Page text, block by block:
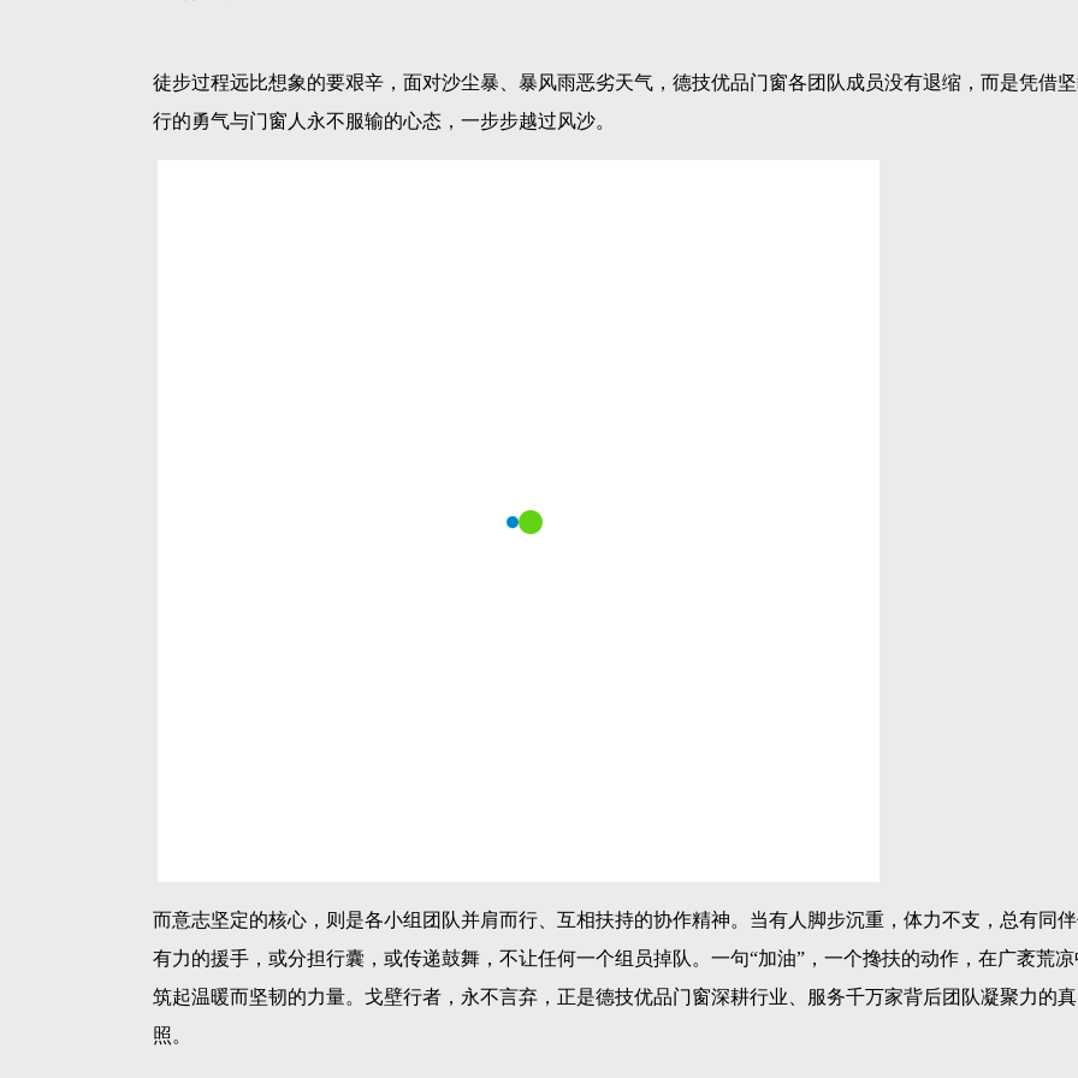
徒步过程远比想象的要艰辛，面对沙尘暴、暴风雨恶劣天气，德技优品门窗各团队成员没有退缩，而是凭借
行的勇气与门窗人永不服输的心态，一步步越过风沙。
有力的援手，或分担行囊，或传递鼓舞，不让任何一个组员掉队。一句 “加油”，一个搀扶的动作，在广袤荒
筑起温暖而坚韧的力量。戈壁行者，永不言弃，正是德技优品门窗深耕行业、服务千万家背后团队凝聚力的
照。